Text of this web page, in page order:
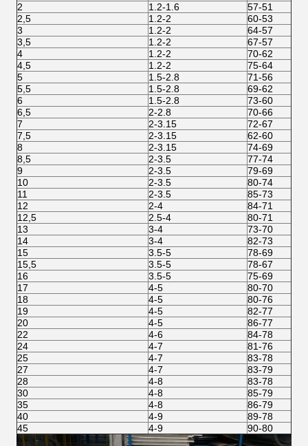
2
1.2-1.6
57-51
2,5
1.2-2
60-53
3
1.2-2
64-57
3,5
1.2-2
67-57
4
1.2-2
70-62
4,5
1.2-2
75-64
5
1.5-2.8
71-56
5,5
1.5-2.8
69-62
6
1.5-2.8
73-60
6,5
2-2.8
70-66
7
2-3.15
72-67
7,5
2-3.15
62-60
8
2-3.15
74-69
8,5
2-3.5
77-74
9
2-3.5
79-69
10
2-3.5
80-74
11
2-3.5
85-73
12
2-4
84-71
12,5
2.5-4
80-71
13
3-4
73-70
14
3-4
82-73
15
3.5-5
78-69
15,5
3.5-5
78-67
16
3.5-5
75-69
17
4-5
80-70
18
4-5
80-76
19
4-5
82-77
20
4-5
86-77
22
4-6
84-78
24
4-7
81-76
25
4-7
83-78
27
4-7
83-79
28
4-8
83-78
30
4-8
85-79
35
4-8
86-79
40
4-9
89-78
45
4-9 90-80